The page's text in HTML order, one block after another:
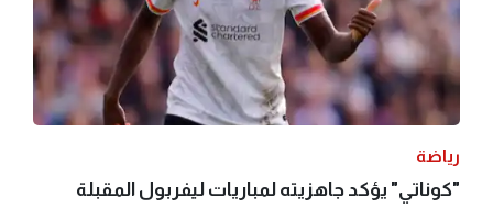
رياضة
"كوناتي" يؤكد جاهزيته لمباريات ليفربول المقبلة